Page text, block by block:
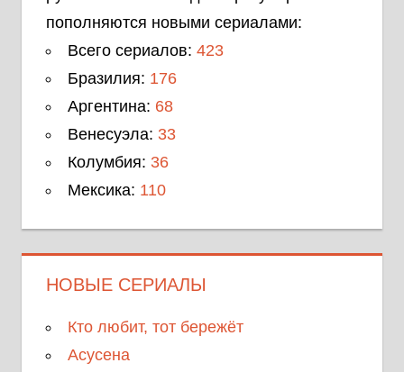
пополняются новыми сериалами:
Всего сериалов: 423
Бразилия: 176
Аргентина: 68
Венесуэла: 33
Колумбия: 36
Мексика: 110
НОВЫЕ СЕРИАЛЫ
Кто любит, тот бережёт
Асусена